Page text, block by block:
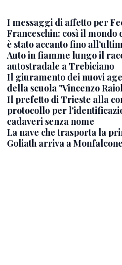
I messaggi di affetto per
Franceschin: così il mondo
è stato accanto fino
Auto in fiamme lungo il
autostradale a Trebiciano
Il giuramento dei nuovi
della scuola "Vincenzo
Il prefetto di Trieste alla
protocollo per
cadaveri senza nome
La nave che trasporta la
Goliath arriva a Monfalcone